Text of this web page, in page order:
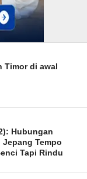
Timor di awal
Hubungan
Tempo
Tapi Rindu